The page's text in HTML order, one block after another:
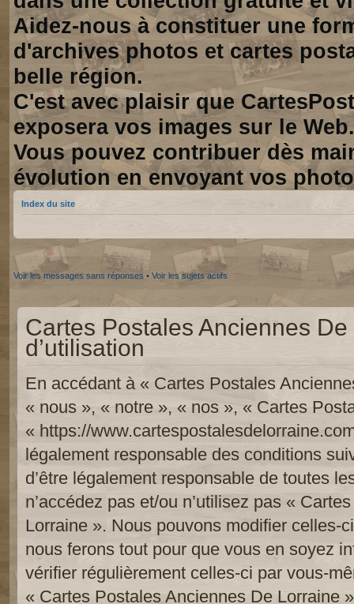
Aidez-nous à constituer une
d'archives photos et cartes
belle région.
C'est avec plaisir que
exposera vos images sur le Web.
Vous pouvez contribuer dès
évolution en envoyant vos
Index du site
Voir les messages sans réponses • Voir les sujets actifs
Cartes Postales Anciennes
d’utilisation
En accédant à « Cartes Postales
« nous », « notre », « nos », « Cartes
« https://
légalement responsable des conditions
d’être légalement responsable de toutes
n’accédez pas et/ou n’utilisez pas «
Lorraine ». Nous pouvons modifier celles-
nous ferons tout pour que vous en soyez
vérifier régulièrement celles-ci par vous-
« Cartes Postales Anciennes De Lorraine